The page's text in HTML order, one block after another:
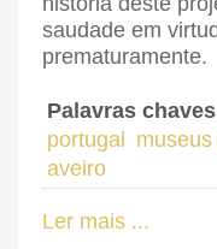
saudade em
prematuramente.
Palavras
portugal
aveiro
Ler mais ...